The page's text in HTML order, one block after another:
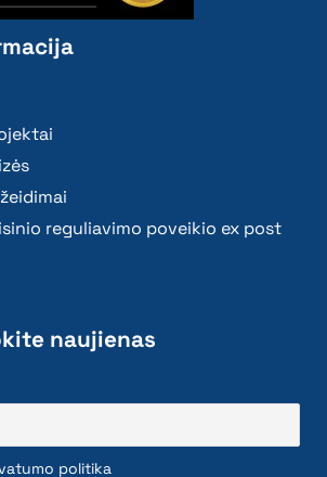
reguliavimo poveikio ex post
naujienas
politika